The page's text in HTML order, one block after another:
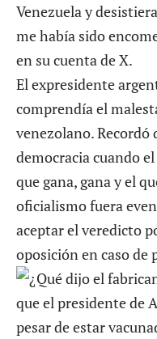
Venezuela y
me había sido
en su cuenta de X.
El expresidente
comprendía el
venezolano. Recordó
democracia cuando
que gana, gana y el
oficialismo fuera
aceptar el veredicto
oposición en caso de